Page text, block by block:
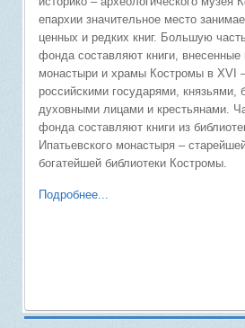
епархии значительное место
ценных и редких книг. Большую
фонда составляют книги, внесенные
монастыри и храмы Костромы в XVI
российскими государями, князьями,
духовными лицами и крестьянами.
фонда составляют книги из
Ипатьевского монастыря –
богатейшей библиотеки Костромы.
Подробнее...